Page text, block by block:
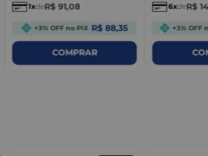
1 deR$ 91,08
+3% OFF no PIX R$ 88,35
COMPRAR
6 deR$
+3% OFF